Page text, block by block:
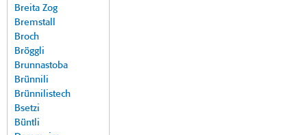
Breita Zog
Bremstall
Broch
Bröggli
Brunnastoba
Brünnili
Brünnilistech
Bsetzi
Büntli